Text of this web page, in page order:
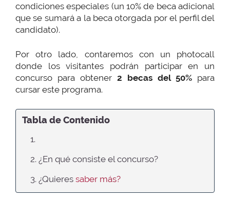
condiciones especiales (un 10% de beca adicional
que se sumará a la beca otorgada por el perfil del
candidato).
Por otro lado, contaremos con un photocall
donde los visitantes podrán participar en un
concurso para obtener 2 becas del 50% para
cursar este programa.
Tabla de Contenido
1.
2. ¿En qué consiste el concurso?
3. ¿Quieres saber más?